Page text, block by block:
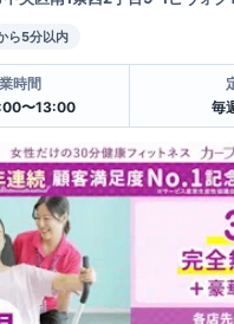
ら5分以内
時間
〜13:00
毎